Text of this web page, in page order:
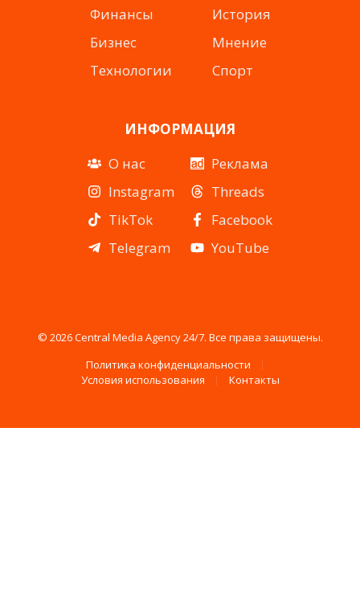
Финансы
Бизнес
Технологии
История
Мнение
Спорт
ИНФОРМАЦИЯ
О нас
Instagram
TikTok
Telegram
Реклама
Threads
Facebook
YouTube
© 2026 Central Media Agency 24/7. Все права защищены.
Политика конфиденциальности
Условия использования
Контакты